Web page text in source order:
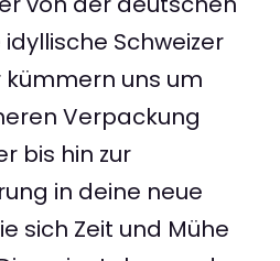
Schweizer
kümmern uns um
Verpackung
bis hin zur
in deine neue
sich Zeit und Mühe